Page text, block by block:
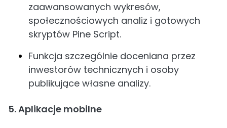
zaawansowanych wykresów,
społecznościowych analiz i gotowych
skryptów Pine Script.
Funkcja szczególnie doceniana przez
inwestorów technicznych i osoby
publikujące własne analizy.
5. Aplikacje mobilne